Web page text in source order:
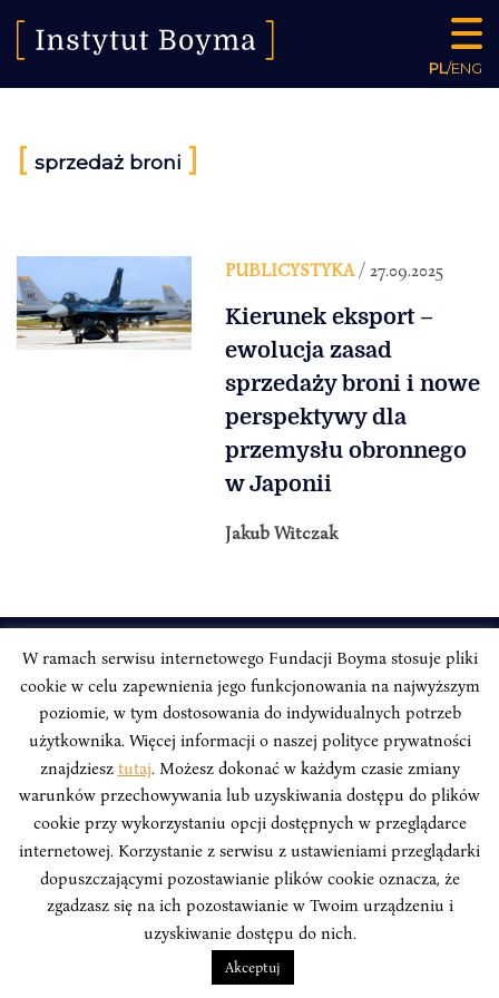
PL/ENG
[ sprzedaż broni ]
PUBLICYSTYKA/ 27.09.2025
Kierunek eksport –
ewolucja zasad
sprzedaży broni i nowe
perspektywy dla
przemysłu obronnego
w Japonii
Jakub Witczak
INSTYTUT BOYMA / Asian Century
Adres korespondencyjny: ul. Freta 11/5, 00-027 Warszawa
Odwiedź nas w mediach społecznościowych:
INSTYTUT BOYMA. WSZELKIE PRAWA ZASTRZEŻONE.Polityka
Prywatności Serwisu
Polityka Prywatności Fundacji
Beata Świerczyńska, developmentAlan Głodek
W ramach serwisu internetowego Fundacji Boyma stosuje pliki
cookie w celu zapewnienia jego funkcjonowania na najwyższym
poziomie, w tym dostosowania do indywidualnych potrzeb
użytkownika. Więcej informacji o naszej polityce prywatności
znajdziesz tutaj. Możesz dokonać w każdym czasie zmiany
warunków przechowywania lub uzyskiwania dostępu do plików
cookie przy wykorzystaniu opcji dostępnych w przeglądarce
internetowej. Korzystanie z serwisu z ustawieniami przeglądarki
dopuszczającymi pozostawianie plików cookie oznacza, że
zgadzasz się na ich pozostawianie w Twoim urządzeniu i
uzyskiwanie dostępu do nich.
Akceptuj